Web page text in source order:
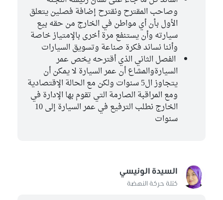
وصاحب المقترح ونقترح إضافة فصلين يتعلق
الأول بأن أي مواطن في الخارج من حقه بيع
سيارته وأن يستنفع مرة أخرى بالإمتياز خاصة
وأننا نساند فكرة صناعة وتسويق السيارات
الفصل الثاني الذي أقترحه يخص عمر
السيارةوالمشاع أن عمر السيارة لا يمكن أن
يتجاوز ال5 سنوات ولكن مع الحالة الإقتصادية
ومع المراقبة الصارمة التي تقوم بها الإدارة في
الخارج نطلب الترفيع في عمر السيارة إلى 10
سنوات
السيدة الونيسي
كتلة حركة النهضة